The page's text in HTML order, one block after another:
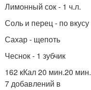
Лимонный сок - 1 ч.л.
Соль и перец - по вкусу
Сахар - щепоть
Чеснок - 1 зубчик
162 кКал 20 мин.20 мин.
7 добавлений в